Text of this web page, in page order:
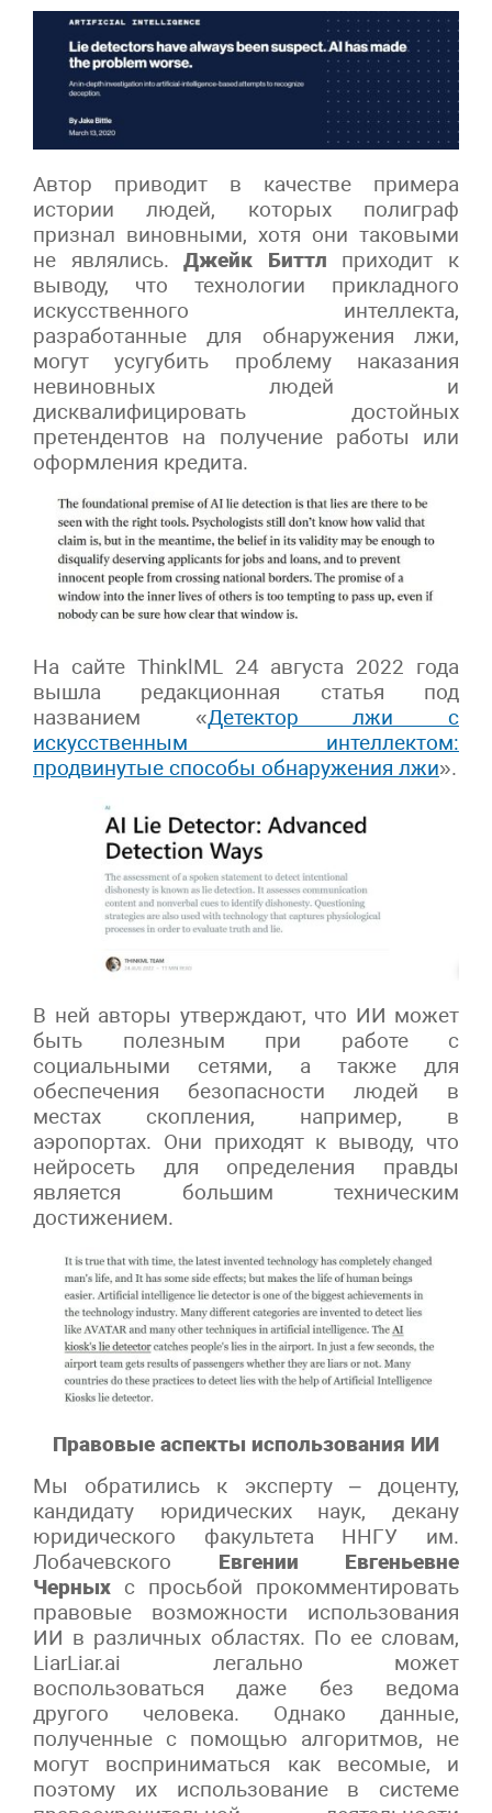
Автор приводит в качестве примера
истории людей, которых полиграф
признал виновными, хотя они таковыми
не являлись.Джейк Биттл приходит к
выводу, что технологии прикладного
искусственного интеллекта,
разработанные для обнаружения лжи,
могут усугубить проблему наказания
невиновных людей и
дисквалифицировать достойных
претендентов на получение работы или
оформления кредита.
На сайте ThinklML 24 августа 2022 года
вышла редакционная статья под
названием «Детектор лжи с
искусственным интеллектом:
продвинутые способы обнаружения лжи».
В ней авторы утверждают, что ИИ может
быть полезным при работе с
социальными сетями, а также для
обеспечения безопасности людей в
местах скопления, например, в
аэропортах. Они приходят к выводу, что
нейросеть для определения правды
является большим техническим
достижением.
Правовые аспекты использования ИИ
Мы обратились к эксперту – доценту,
кандидату юридических наук, декану
юридического факультета ННГУ им.
Лобачевского Евгении Евгеньевне
Черных с просьбой прокомментировать
правовые возможности использования
ИИ в различных областях. По ее словам,
LiarLiar.ai легально может
воспользоваться даже без ведома
другого человека. Однако данные,
полученные с помощью алгоритмов, не
могут восприниматься как весомые, и
поэтому их использование в системе